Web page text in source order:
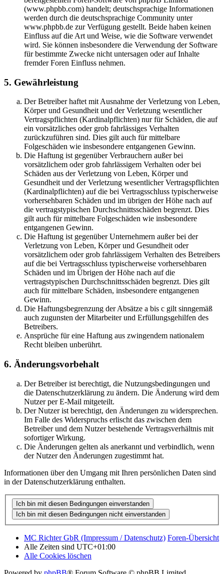
(www.phpbb.com) handelt; deutschsprachige Informationen
werden durch die deutschsprachige Community unter
www.phpbb.de zur Verfügung gestellt. Beide haben keinen
Einfluss auf die Art und Weise, wie die Software verwendet
wird. Sie können insbesondere die Verwendung der Software
für bestimmte Zwecke nicht untersagen oder auf Inhalte
fremder Foren Einfluss nehmen.
5. Gewährleistung
Der Betreiber haftet mit Ausnahme der Verletzung von Leben,
Körper und Gesundheit und der Verletzung wesentlicher
Vertragspflichten (Kardinalpflichten) nur für Schäden, die auf
ein vorsätzliches oder grob fahrlässiges Verhalten
zurückzuführen sind. Dies gilt auch für mittelbare
Folgeschäden wie insbesondere entgangenen Gewinn.
Die Haftung ist gegenüber Verbrauchern außer bei
vorsätzlichem oder grob fahrlässigem Verhalten oder bei
Schäden aus der Verletzung von Leben, Körper und
Gesundheit und der Verletzung wesentlicher Vertragspflichten
(Kardinalpflichten) auf die bei Vertragsschluss typischerweise
vorhersehbaren Schäden und im übrigen der Höhe nach auf
die vertragstypischen Durchschnittsschäden begrenzt. Dies
gilt auch für mittelbare Folgeschäden wie insbesondere
entgangenen Gewinn.
Die Haftung ist gegenüber Unternehmern außer bei der
Verletzung von Leben, Körper und Gesundheit oder
vorsätzlichem oder grob fahrlässigem Verhalten des Betreibers
auf die bei Vertragsschluss typischerweise vorhersehbaren
Schäden und im Übrigen der Höhe nach auf die
vertragstypischen Durchschnittsschäden begrenzt. Dies gilt
auch für mittelbare Schäden, insbesondere entgangenen
Gewinn.
Die Haftungsbegrenzung der Absätze a bis c gilt sinngemäß
auch zugunsten der Mitarbeiter und Erfüllungsgehilfen des
Betreibers.
Ansprüche für eine Haftung aus zwingendem nationalem
Recht bleiben unberührt.
6. Änderungsvorbehalt
Der Betreiber ist berechtigt, die Nutzungsbedingungen und
die Datenschutzerklärung zu ändern. Die Änderung wird dem
Nutzer per E-Mail mitgeteilt.
Der Nutzer ist berechtigt, den Änderungen zu widersprechen.
Im Falle des Widerspruchs erlischt das zwischen dem
Betreiber und dem Nutzer bestehende Vertragsverhältnis mit
sofortiger Wirkung.
Die Änderungen gelten als anerkannt und verbindlich, wenn
der Nutzer den Änderungen zugestimmt hat.
Informationen über den Umgang mit Ihren persönlichen Daten sind
in der Datenschutzerklärung enthalten.
MC Richter GbR (Impressum / Datenschutz) Foren-Übersicht
Alle Zeiten sind UTC+01:00
Alle Cookies löschen